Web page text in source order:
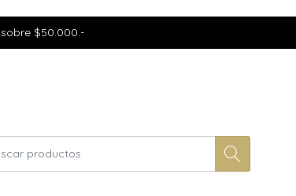
$50.000.-